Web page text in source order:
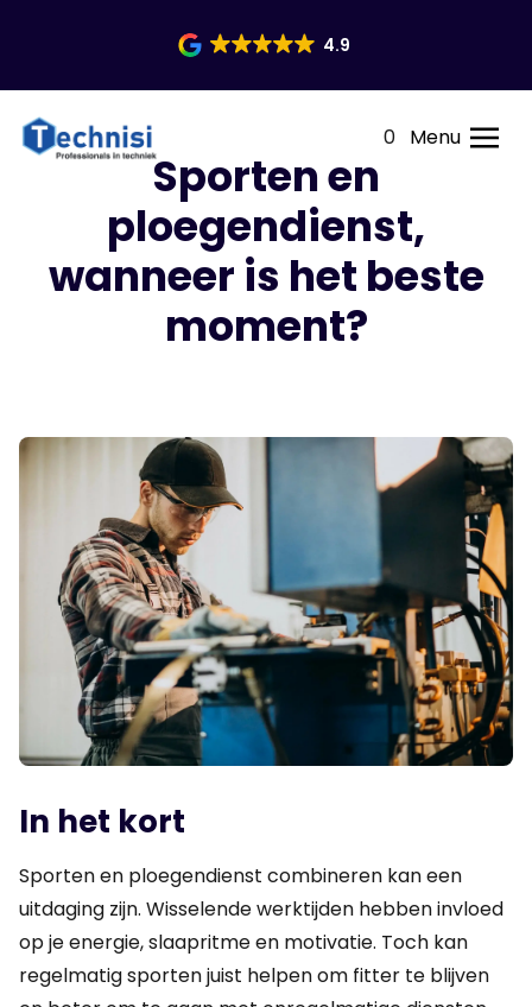
4.9
0 Menu
Sporten en
ploegendienst,
wanneer is het beste
moment?
In het kort
Sporten en ploegendienst combineren kan een
uitdaging zijn. Wisselende werktijden hebben invloed
op je energie, slaapritme en motivatie. Toch kan
regelmatig sporten juist helpen om fitter te blijven